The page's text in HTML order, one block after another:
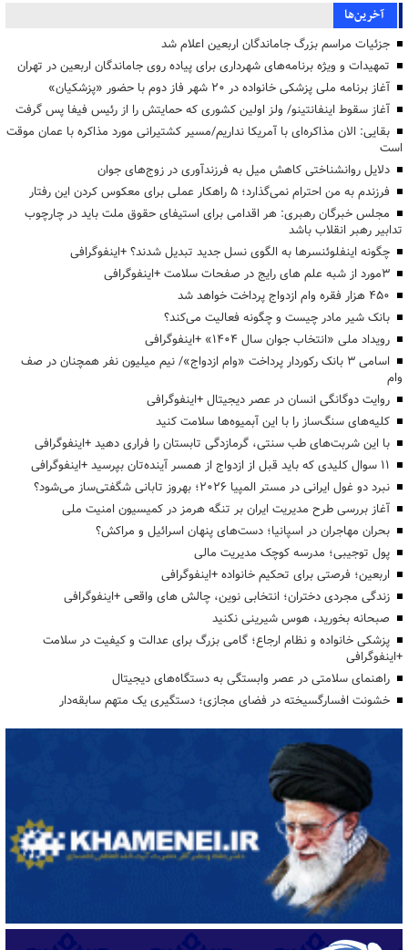
آخرین‌ها
جزئیات مراسم بزرگ جاماندگان اربعین اعلام شد
تمهیدات و ویژه برنامه‌های شهرداری برای پیاده روی جاماندگان اربعین در تهران
آغاز برنامه ملی پزشکی خانواده در ۲۰ شهر فاز دوم با حضور «پزشکیان»
آغاز سقوط اینفانتینو/ ولز اولین کشوری که حمایتش را از رئیس فیفا پس گرفت
بقایی: الان مذاکره‌ای با آمریکا نداریم/مسیر کشتیرانی مورد مذاکره با عمان موقت
است
دلایل روانشناختی کاهش میل به فرزندآوری در زوج‌های جوان
فرزندم به من احترام نمی‌گذارد؛ ۵ راهکار عملی برای معکوس کردن این رفتار
مجلس خبرگان رهبری: هر اقدامی برای استیفای حقوق ملت باید در چارچوب
تدابیر رهبر انقلاب باشد
چگونه اینفلوئنسرها به الگوی نسل جدید تبدیل شدند؟ +اینفوگرافی
3مورد از شبه علم های رایج در صفحات سلامت +اینفوگرافی
۴۵۰ هزار فقره وام ازدواج پرداخت خواهد شد
بانک شیر مادر چیست و چگونه فعالیت می‌کند؟
رویداد ملی «انتخاب جوان سال ۱۴۰۴» +اینفوگرافی
اسامی ۳ بانک رکوردار پرداخت «وام ازدواج»/ نیم میلیون نفر همچنان در صف
وام
روایت دوگانگی انسان در عصر دیجیتال +اینفوگرافی
کلیه‌های سنگ‌ساز را با این آبمیوه‌ها سلامت کنید
با این شربت‌های طب سنتی، گرمازدگی تابستان را فراری دهید +اینفوگرافی
۱۱ سوال کلیدی که باید قبل از ازدواج از همسر آینده‌تان بپرسید +اینفوگرافی
نبرد دو غول ایرانی در مستر المپیا ۲۰۲۶؛ بهروز تابانی شگفتی‌ساز می‌شود؟
آغاز بررسی طرح مدیریت ایران بر تنگه هرمز در کمیسیون امنیت ملی
بحران مهاجران در اسپانیا؛ دست‌های پنهان اسرائیل و مراکش؟
پول توجیبی؛ مدرسه کوچک مدیریت مالی
اربعین؛ فرصتی برای تحکیم خانواده +اینفوگرافی
زندگی مجردی دختران؛ انتخابی نوین، چالش های واقعی +اینفوگرافی
صبحانه بخورید، هوس شیرینی نکنید
پزشکی خانواده و نظام ارجاع؛ گامی بزرگ برای عدالت و کیفیت در سلامت
+اینفوگرافی
راهنمای سلامتی در عصر وابستگی به دستگاه‌های دیجیتال
خشونت افسارگسیخته در فضای مجازی؛ دستگیری یک متهم سابقه‌دار